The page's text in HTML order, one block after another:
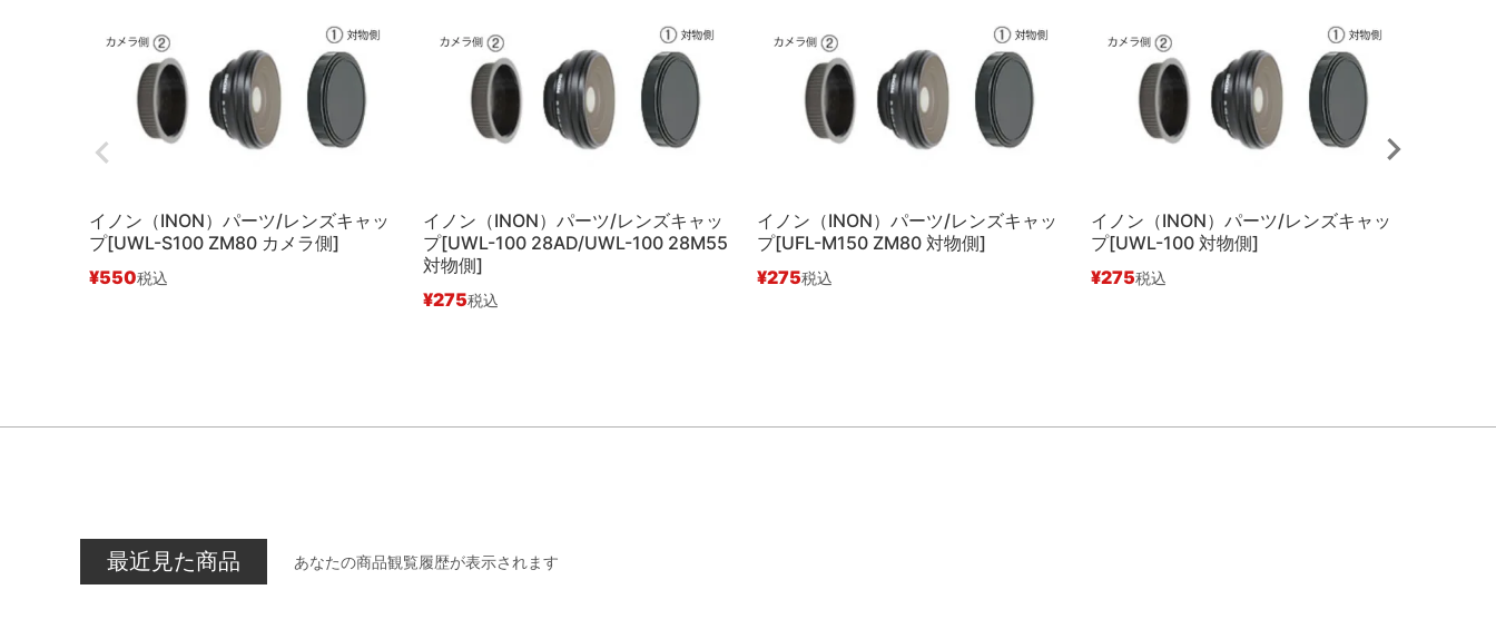
イノン（INON）パーツ/レンズキャッ
プ[UWL-S100 ZM80 カメラ側]
¥550税込
イノン（INON）パーツ/レンズキャッ
プ[UWL-100 28AD/UWL-100 28M55
対物側]
¥275税込
イノン（INON）パーツ/レンズキャッ
プ[UFL-M150 ZM80 対物側]
¥275税込
イノン（INON）パーツ/レンズキャッ
プ[UWL-100 対物側]
¥275税込
最近見た商品 あなたの商品観覧履歴が表示されます